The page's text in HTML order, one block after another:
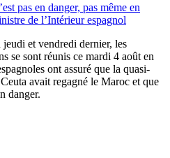
pas en danger, pas même en
de l’Intérieur espagnol
jeudi et vendredi dernier, les
se sont réunis ce mardi 4 août en
ont assuré que la quasi-
avait regagné le Maroc et que
danger.